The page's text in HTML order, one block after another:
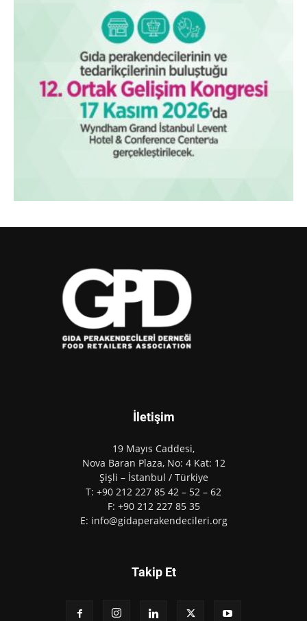
İletişim
19 Mayıs Caddesi,
Nova Baran Plaza, No: 4 Kat: 12
Şişli – İstanbul / Türkiye
T: +90 212 227 85 42 – 52 – 62
F: +90 212 227 85 35
E: info@gidaperakendecileri.org
Takip Et